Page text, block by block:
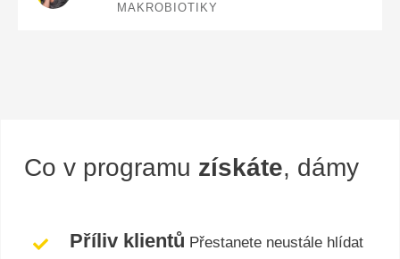
MAKROBIOTIKY
Co v programu získáte, dámy
Příliv klientů Přestanete neustále hlídat